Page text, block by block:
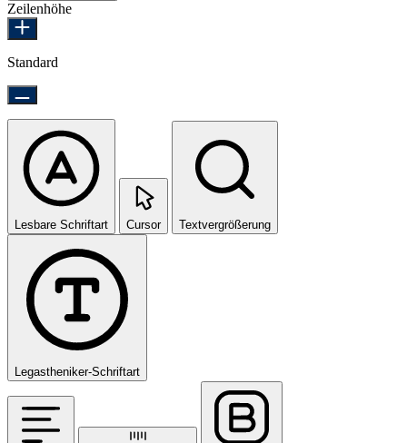
Zeilenhöhe
Standard
Lesbare Schriftart Cursor Textvergrößerung
Legastheniker-Schriftart